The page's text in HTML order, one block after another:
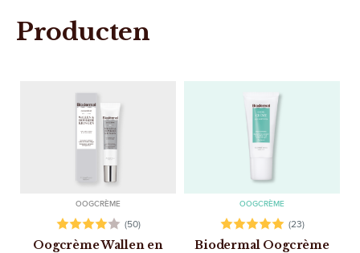
Producten
OOGCRÈME
(50)
Oogcrème Wallen en
OOGCRÈME
(23)
Biodermal Oogcrème